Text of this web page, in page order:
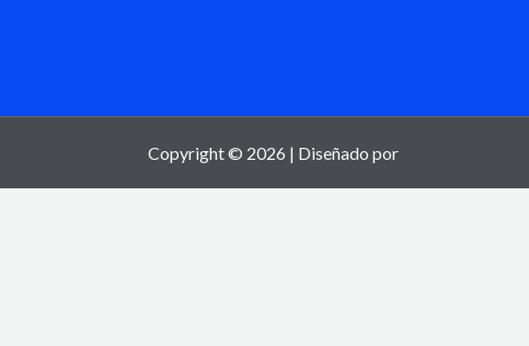
Copyright © 2026 | Diseñado por